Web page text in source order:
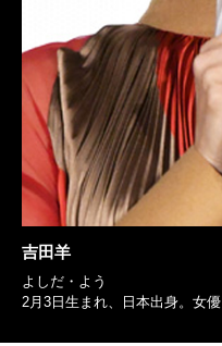
吉田羊
よしだ・よう
2月3日生まれ、日本出身。女優